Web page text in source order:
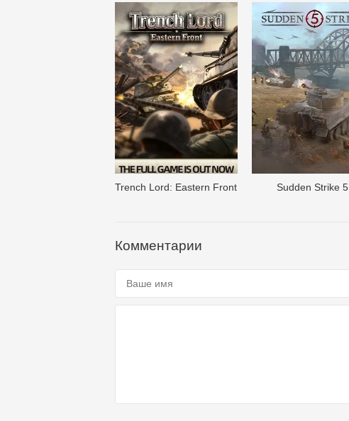
Trench Lord: Eastern Front Sudden Strike 5
Комментарии